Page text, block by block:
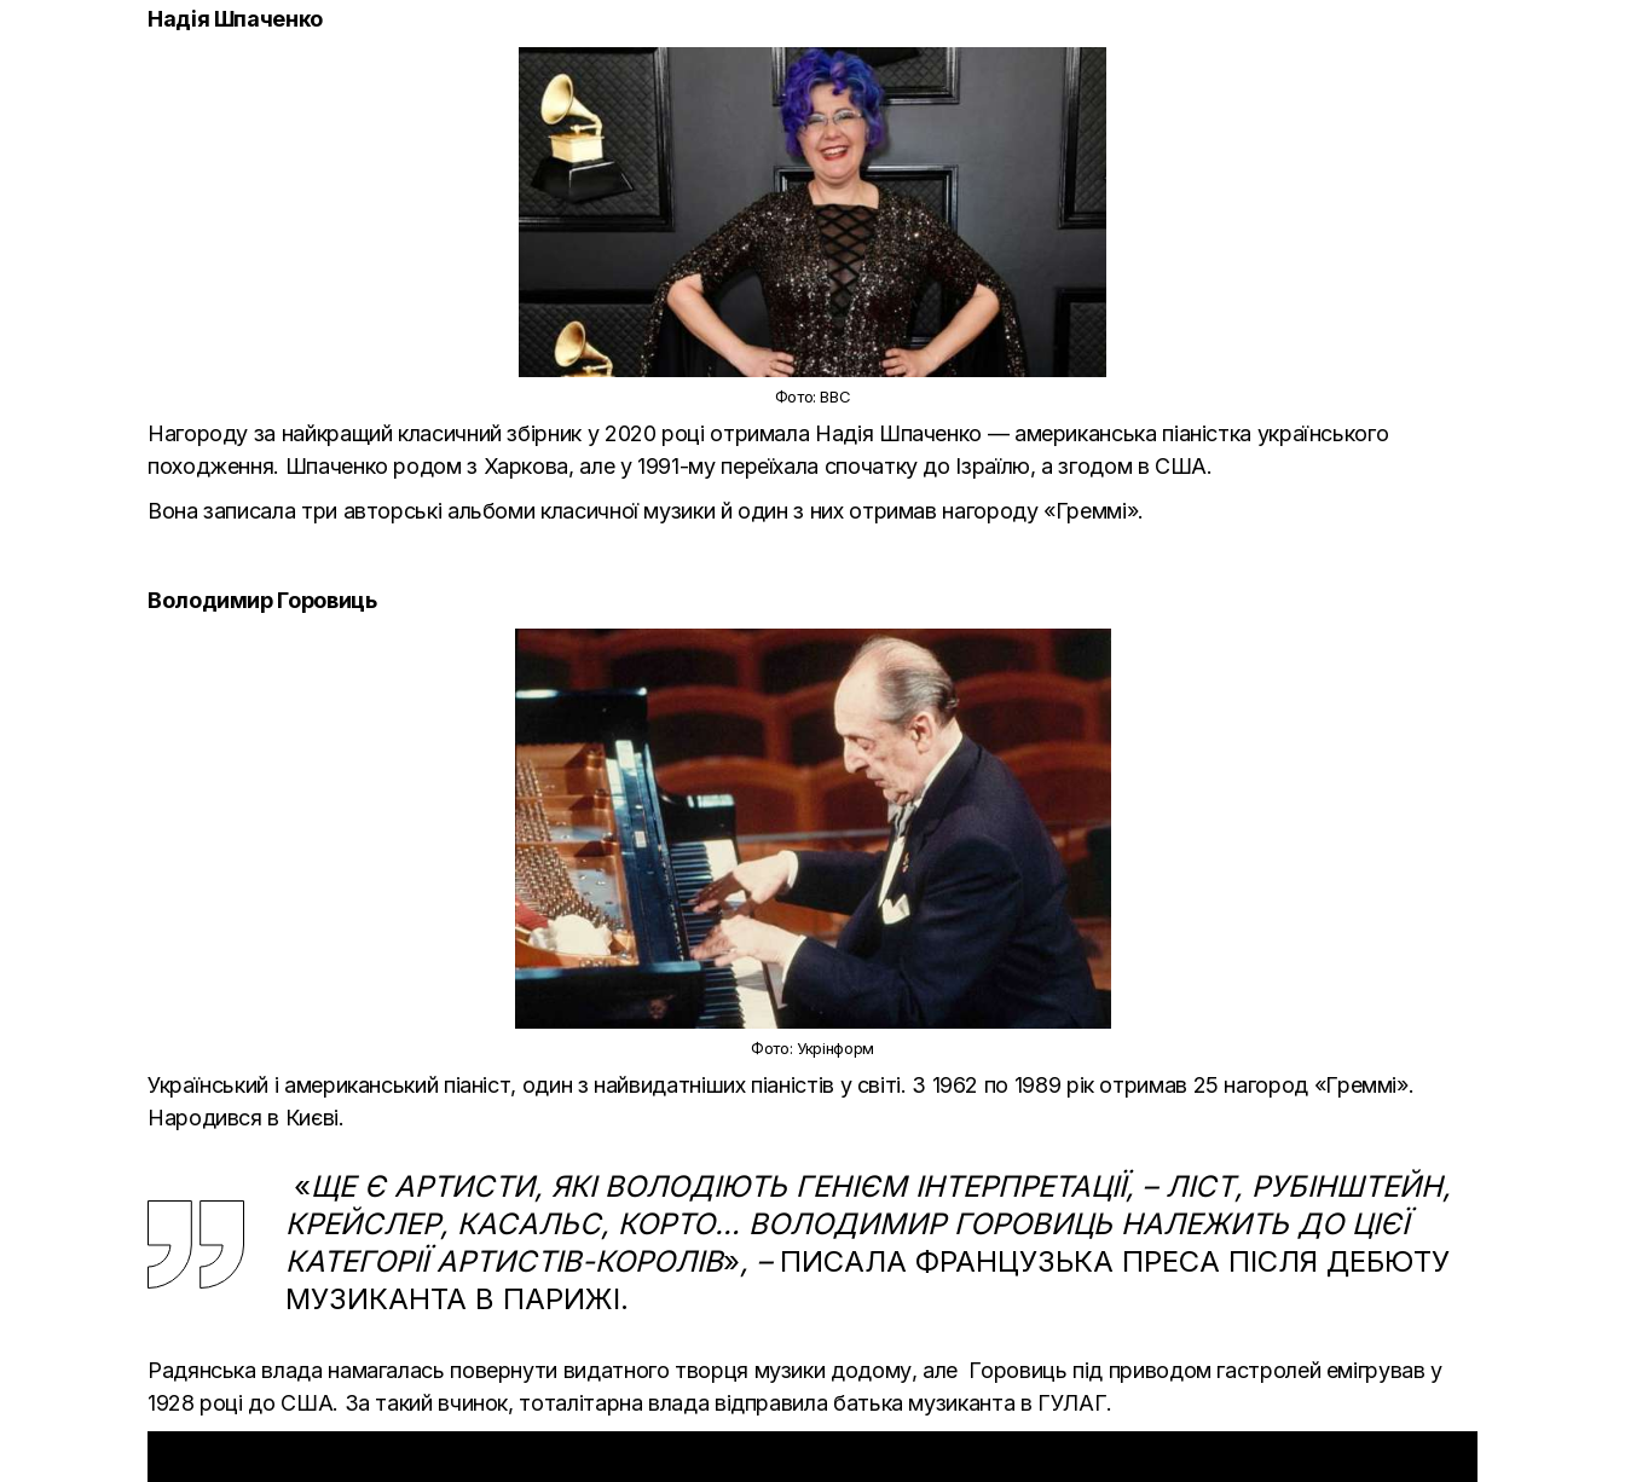
Надія Шпаченко
Фото: BBC
Нагороду за найкращий класичний збірник у 2020 році отримала Надія Шпаченко — американська піаністка українського
походження. Шпаченко родом з Харкова, але у 1991-му переїхала спочатку до Ізраїлю, а згодом в США.
Вона записала три авторські альбоми класичної музики й один з них отримав нагороду «Греммі».
Володимир Горовиць
Фото: Укрінформ
Український і американський піаніст, один з найвидатніших піаністів у світі. З 1962 по 1989 рік отримав 25 нагород «Греммі».
Народився в Києві.
«ЩЕ Є АРТИСТИ, ЯКІ ВОЛОДІЮТЬ ГЕНІЄМ ІНТЕРПРЕТАЦІЇ, – ЛІСТ, РУБІНШТЕЙН,
КРЕЙСЛЕР, КАСАЛЬС, КОРТО… ВОЛОДИМИР ГОРОВИЦЬ НАЛЕЖИТЬ ДО ЦІЄЇ
КАТЕГОРІЇ АРТИСТІВ-КОРОЛІВ», –ПИСАЛА ФРАНЦУЗЬКА ПРЕСА ПІСЛЯ ДЕБЮТУ
МУЗИКАНТА В ПАРИЖІ.
Радянська влада намагалась повернути видатного творця музики додому, але Горовиць під приводом гастролей емігрував у
1928 році до США. За такий вчинок, тоталітарна влада відправила батька музиканта в ГУЛАГ.